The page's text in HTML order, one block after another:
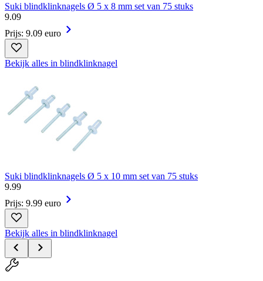
Suki blindklinknagels Ø 5 x 8 mm set van 75 stuks
9.09
Prijs: 9.09 euro
Bekijk alles in blindklinknagel
Suki blindklinknagels Ø 5 x 10 mm set van 75 stuks
9.99
Prijs: 9.99 euro
Bekijk alles in blindklinknagel